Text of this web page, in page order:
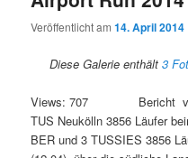
Veröffentlicht am14. April 2014
Diese Galerie enthält3
Views: 707 Bericht vom
TUS Neukölln 3856 Läufer
BER und 3 TUSSIES 3856